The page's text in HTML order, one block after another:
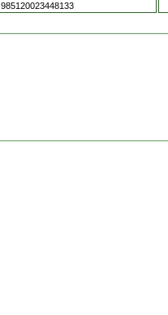
985120023448133